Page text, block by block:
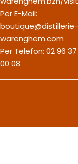
Per E-Mail:
boutique@distillerie-
warenghem.com
Per Telefon: 02 96 37
00 08